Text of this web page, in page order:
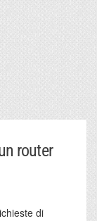
router
di